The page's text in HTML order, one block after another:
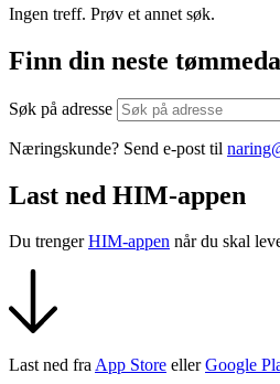
Ingen treff. Prøv et annet søk.
Finn din neste
Søk på adresse
Næringskunde? Send e-post til
Last ned HIM-appen
Du trengerHIM-appen når du skal
Last ned fra App Store ellerGoogle